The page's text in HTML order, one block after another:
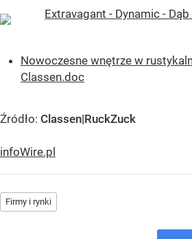
Nowoczesne wnętrze w
Classen.doc
Źródło: Classen|RuckZuck
infoWire.pl
Firmy i rynki